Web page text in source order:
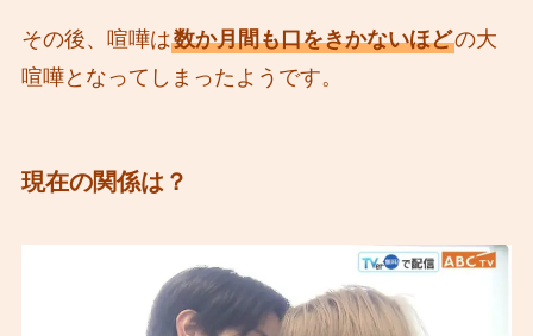
その後、喧嘩は数か月間も口をきかないほどの大
喧嘩となってしまったようです。
現在の関係は？